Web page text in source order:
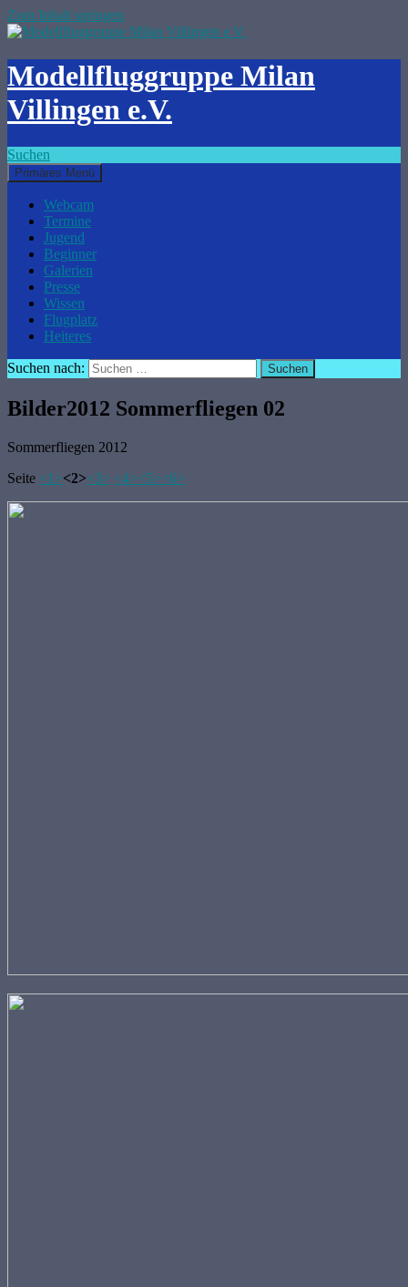
Zum Inhalt springen
Modellfluggruppe Milan
Villingen e.V.
Suchen
Primäres Menü
Webcam
Termine
Jugend
Beginner
Galerien
Presse
Wissen
Flugplatz
Heiteres
Suchen nach:
Bilder2012 Sommerfliegen 02
Sommerfliegen 2012
Seite <1><2><3> <4><5><6>